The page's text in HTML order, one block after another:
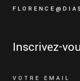
Inscrivez-